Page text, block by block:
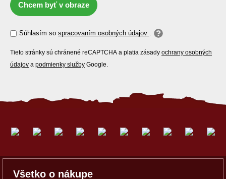
Chcem byť v obraze
Súhlasím so spracovaním osobných údajov .
Tieto stránky sú chránené reCAPTCHA a platia zásady ochrany osobných
údajov a podmienky služby Google.
Všetko o nákupe